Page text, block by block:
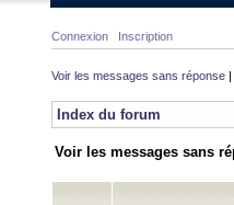
Connexion Inscription
Voir les messages sans réponse |
Index du forum
Voir les messages sans